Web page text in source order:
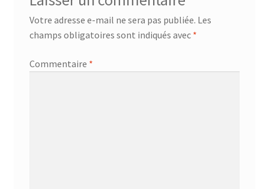
Votre adresse e-mail ne sera pas publiée. Les
champs obligatoires sont indiqués avec *
Commentaire *